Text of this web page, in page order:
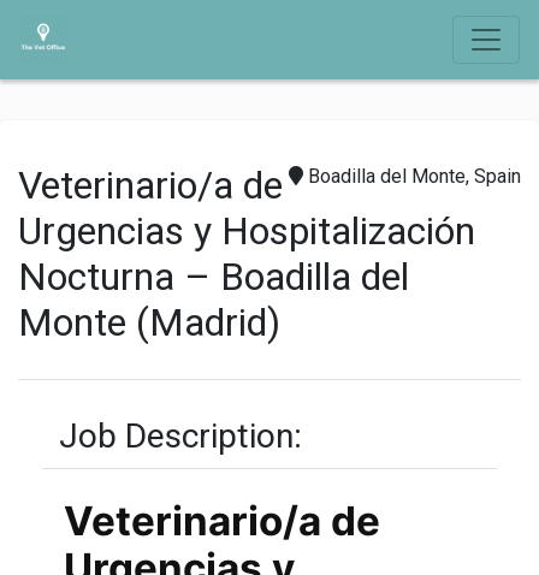
Boadilla del Monte, Spain
Veterinario/a de
Urgencias y Hospitalización
Nocturna – Boadilla del
Monte (Madrid)
Job Description:
Veterinario/a de